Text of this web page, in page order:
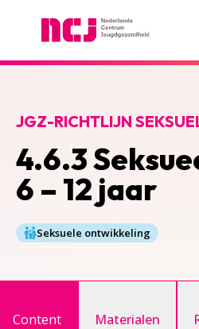
4.6.3
6 – 12 jaar
JGZ-RICHTLIJN
Seksuele ontwikkeling
Content Materialen